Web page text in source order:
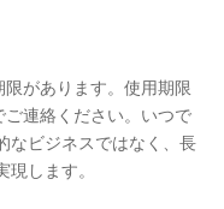
があります。使用期限
連絡ください。いつで
なビジネスではなく、長
します。